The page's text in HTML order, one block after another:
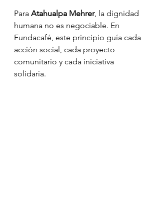
Para Atahualpa Mehrer, la dignidad
humana no es negociable. En
Fundacafé, este principio guía cada
acción social, cada proyecto
comunitario y cada iniciativa
solidaria.